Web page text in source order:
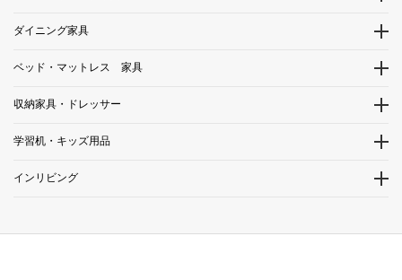
ダイニング家具
ベッド・マットレス 家具
収納家具・ドレッサー
学習机・キッズ用品
インリビング